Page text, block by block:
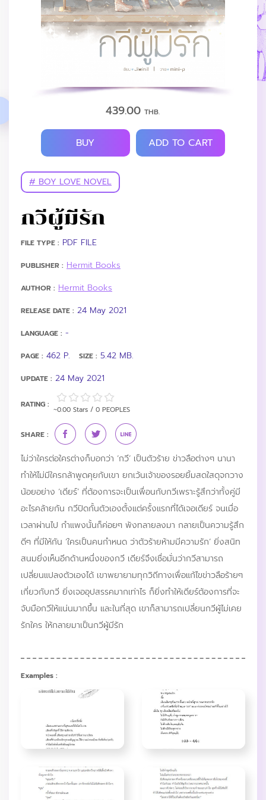
439.00THB.
BUY ADD TO CART
# BOY LOVE NOVEL
กวีผู้มีรัก
FILE TYPE : PDF FILE
PUBLISHER : Hermit Books
AUTHOR : Hermit Books
RELEASE DATE : 24 May 2021
LANGUAGE : -
PAGE : 462 P. SIZE : 5.42 MB.
UPDATE : 24 May 2021
RATING :
~0.00 Stars / 0 PEOPLES
SHARE :
ไม่ว่าใครต่อใครต่างก็บอกว่า ‘กวี’ เป็นตัวร้าย ข่าวลือต่างๆ นานา
ทำให้ไม่มีใครกล้าพูดคุยกับเขา ยกเว้นเจ้าของรอยยิ้มสดใสดุจกวาง
น้อยอย่าง ‘เดียร์’ ที่ต้องการจะเป็นเพื่อนกับกวีเพราะรู้สึกว่าทั้งคู่มี
อะไรคล้ายกัน กวีปิดกั้นตัวเองตั้งแต่ครั้งแรกที่ได้เจอเดียร์ จนเมื่อ
เวลาผ่านไป กำแพงนั้นก็ค่อยๆ พังทลายลงมา กลายเป็นความรู้สึก
ดีๆ ที่มีให้กัน ‘ใครเป็นคนกำหนด ว่าตัวร้ายห้ามมีความรัก’ ยิ่งสนิท
สนมยิ่งเห็นอีกด้านหนึ่งของกวี เดียร์จึงเชื่อมั่นว่ากวีสามารถ
เปลี่ยนแปลงตัวเองได้ เขาพยายามทุกวิถีทางเพื่อแก้ไขข่าวลือร้ายๆ
เกี่ยวกับกวี ยิ่งเจออุปสรรคมากเท่าไร ก็ยิ่งทำให้เดียร์ต้องการที่จะ
จับมือกวีให้แน่นมากขึ้น และในที่สุด เขาก็สามารถเปลี่ยนกวีผู้ไม่เคย
รักใคร ให้กลายมาเป็นกวีผู้มีรัก
Examples :